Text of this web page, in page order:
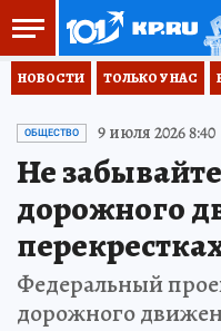
НОВОСТИ ТОЛЬКО У НАС
ОБЩЕСТВО 9 июля 2026 8:40
Не
дорожного
Федеральный
дорожного